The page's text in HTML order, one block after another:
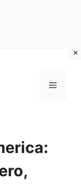
MENU